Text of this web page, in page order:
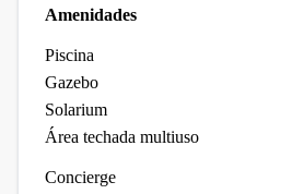
Amenidades
Piscina
Gazebo
Solarium
Área techada multiuso
Concierge